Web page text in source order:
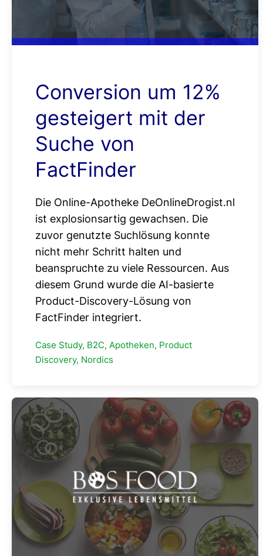
Conversion um 12%
gesteigert mit der
Suche von
FactFinder
Die Online-Apotheke DeOnlineDrogist.nl
ist explosionsartig gewachsen. Die
zuvor genutzte Suchlösung konnte
nicht mehr Schritt halten und
beanspruchte zu viele Ressourcen. Aus
diesem Grund wurde die AI-basierte
Product-Discovery-Lösung von
FactFinder integriert.
Case Study, B2C, Apotheken, Product
Discovery, Nordics